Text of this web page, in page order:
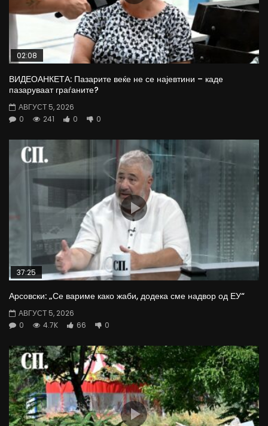
02:08
ВИДЕОАНКЕТА: Пазарите веќе не се најевтини – каде
пазаруваат граѓаните?
АВГУСТ 5, 2026
0
241 0 0
37:25
Арсовски: „Се вариме како жаби, додека сме надвор од ЕУ“
АВГУСТ 5, 2026
0
4.7K 66 0